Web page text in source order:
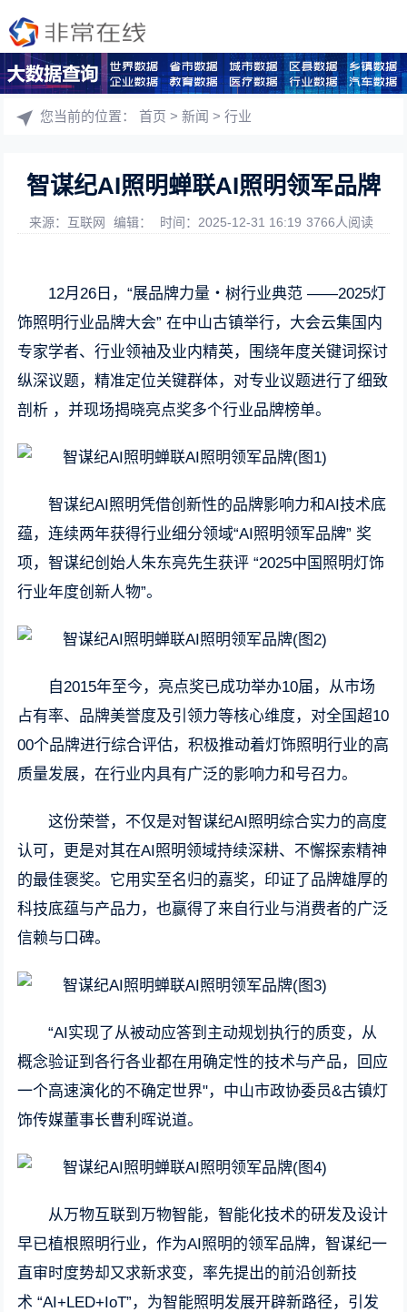
您当前的位置：首页 >新闻 >行业
智谋纪AI照明蝉联AI照明领军品牌
来源：互联网 编辑： 时间：2025-12-31 16:19 3766人阅读
12月26日，“展品牌力量・树行业典范 ——2025灯
饰照明行业品牌大会” 在中山古镇举行，大会云集国内
专家学者、行业领袖及业内精英，围绕年度关键词探讨
纵深议题，精准定位关键群体，对专业议题进行了细致
剖析 ，并现场揭晓亮点奖多个行业品牌榜单。
智谋纪AI照明凭借创新性的品牌影响力和AI技术底
蕴，连续两年获得行业细分领域“AI照明领军品牌” 奖
项，智谋纪创始人朱东亮先生获评 “2025中国照明灯饰
行业年度创新人物”。
自2015年至今，亮点奖已成功举办10届，从市场
占有率、品牌美誉度及引领力等核心维度，对全国超10
00个品牌进行综合评估，积极推动着灯饰照明行业的高
质量发展，在行业内具有广泛的影响力和号召力。
这份荣誉，不仅是对智谋纪AI照明综合实力的高度
认可，更是对其在AI照明领域持续深耕、不懈探索精神
的最佳褒奖。它用实至名归的嘉奖，印证了品牌雄厚的
科技底蕴与产品力，也赢得了来自行业与消费者的广泛
信赖与口碑。
“AI实现了从被动应答到主动规划执行的质变，从
概念验证到各行各业都在用确定性的技术与产品，回应
一个高速演化的不确定世界"，中山市政协委员&古镇灯
饰传媒董事长曹利晖说道。
从万物互联到万物智能，智能化技术的研发及设计
早已植根照明行业，作为AI照明的领军品牌，智谋纪一
直审时度势却又求新求变，率先提出的前沿创新技
术 “AI+LED+IoT”，为智能照明发展开辟新路径，引发